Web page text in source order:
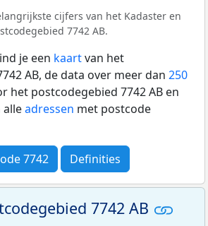
cijfers van het Kadaster en
7742 AB.
je een kaartvan het
AB, de data over meer dan 250
het postcodegebied 7742 AB en
alleadressen met postcode
7742 Definities
7742 AB